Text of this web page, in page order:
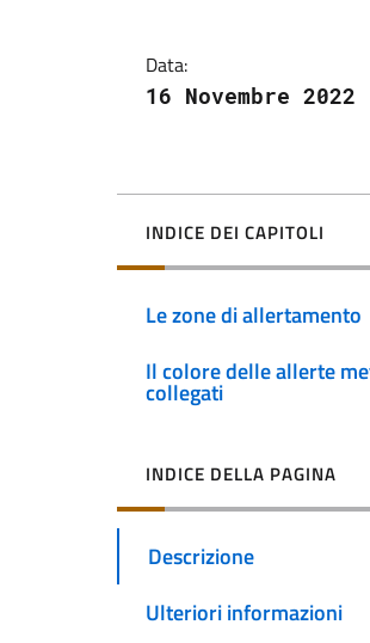
Data:
16 Novembre 2022
INDICE DEI CAPITOLI
Le zone di allertamento
Il colore delle allerte
collegati
INDICE DELLA PAGINA
Descrizione
Ulteriori informazioni